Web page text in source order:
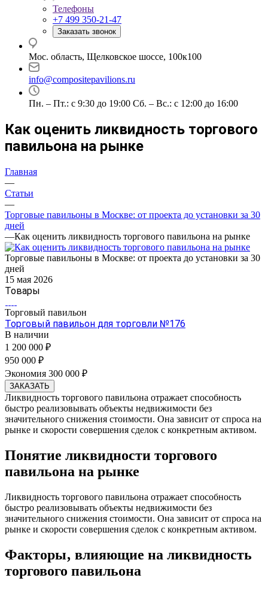
Телефоны
+7 499 350-21-47
Заказать звонок
Мос. область, Щелковское шоссе, 100к100
info@compositepavilions.ru
Пн. – Пт.: с 9:30 до 19:00 Сб. – Вс.: с 12:00 до 16:00
Как оценить ликвидность торгового
павильона на рынке
Главная
—
Статьи
—
Торговые павильоны в Москве: от проекта до установки за 30
дней
—Как оценить ликвидность торгового павильона на рынке
Торговые павильоны в Москве: от проекта до установки за 30
дней
15 мая 2026
Товары
Торговый павильон
Торговый павильон для торговли №176
В наличии
1 200 000 ₽
950 000 ₽
Экономия 300 000 ₽
ЗАКАЗАТЬ
Ликвидность торгового павильона отражает способность
быстро реализовывать объекты недвижимости без
значительного снижения стоимости. Она зависит от спроса на
рынке и скорости совершения сделок с конкретным активом.
Понятие ликвидности торгового
павильона на рынке
Ликвидность торгового павильона отражает способность
быстро реализовывать объекты недвижимости без
значительного снижения стоимости. Она зависит от спроса на
рынке и скорости совершения сделок с конкретным активом.
Факторы‚ влияющие на ликвидность
торгового павильона